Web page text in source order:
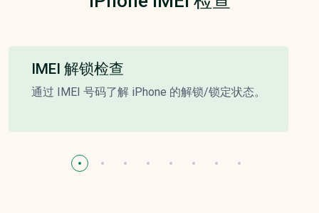
IMEI 解锁检查
通过 IMEI 号码了解 iPhone 的解锁/锁定状态。